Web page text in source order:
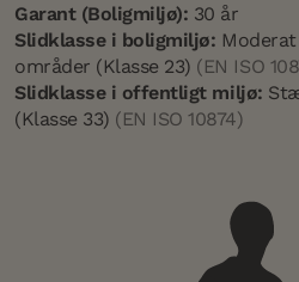
Garant (Boligmiljø): 30 år
Slidklasse i boligmiljø:
områder (Klasse 23) (EN ISO
Slidklasse i offentligt miljø:
(Klasse 33) (EN ISO 10874)